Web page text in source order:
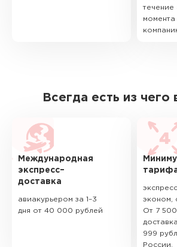
течение
Всегда есть из чего
Международная
экспресс–
доставка
авиакурьером за 1–3
дня от 40 000 рублей
эконом,
От 7
999
России.